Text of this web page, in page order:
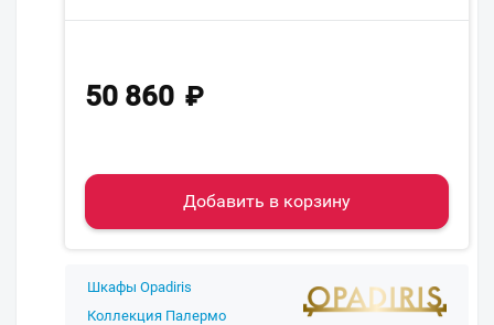
50 860 ₽
Добавить в корзину
Шкафы Opadiris
Коллекция Палермо